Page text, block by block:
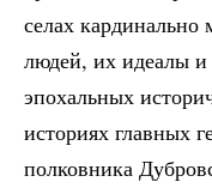
селах
людей, их идеалы
эпохальных
историях главных
полковника